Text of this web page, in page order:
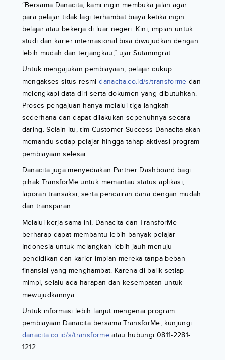
“Bersama Danacita, kami ingin membuka jalan agar
para pelajar tidak lagi terhambat biaya ketika ingin
belajar atau bekerja di luar negeri. Kini, impian untuk
studi dan karier internasional bisa diwujudkan dengan
lebih mudah dan terjangkau,” ujar Sutaningrat.
Untuk mengajukan pembiayaan, pelajar cukup
mengakses situs resmi danacita.co.id/s/transforme dan
melengkapi data diri serta dokumen yang dibutuhkan.
Proses pengajuan hanya melalui tiga langkah
sederhana dan dapat dilakukan sepenuhnya secara
daring. Selain itu, tim Customer Success Danacita akan
memandu setiap pelajar hingga tahap aktivasi program
pembiayaan selesai.
Danacita juga menyediakan Partner Dashboard bagi
pihak TransforMe untuk memantau status aplikasi,
laporan transaksi, serta pencairan dana dengan mudah
dan transparan.
Melalui kerja sama ini, Danacita dan TransforMe
berharap dapat membantu lebih banyak pelajar
Indonesia untuk melangkah lebih jauh menuju
pendidikan dan karier impian mereka tanpa beban
finansial yang menghambat. Karena di balik setiap
mimpi, selalu ada harapan dan kesempatan untuk
mewujudkannya.
Untuk informasi lebih lanjut mengenai program
pembiayaan Danacita bersama TransforMe, kunjungi
danacita.co.id/s/transformeatau hubungi 0811-2281-
1212.